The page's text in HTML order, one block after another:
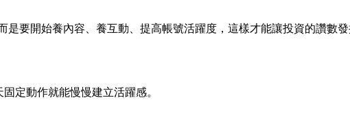
是要開始養內容、養互動、提高帳號活躍度，這樣才能讓投資的讚數發
定動作就能慢慢建立活躍感。